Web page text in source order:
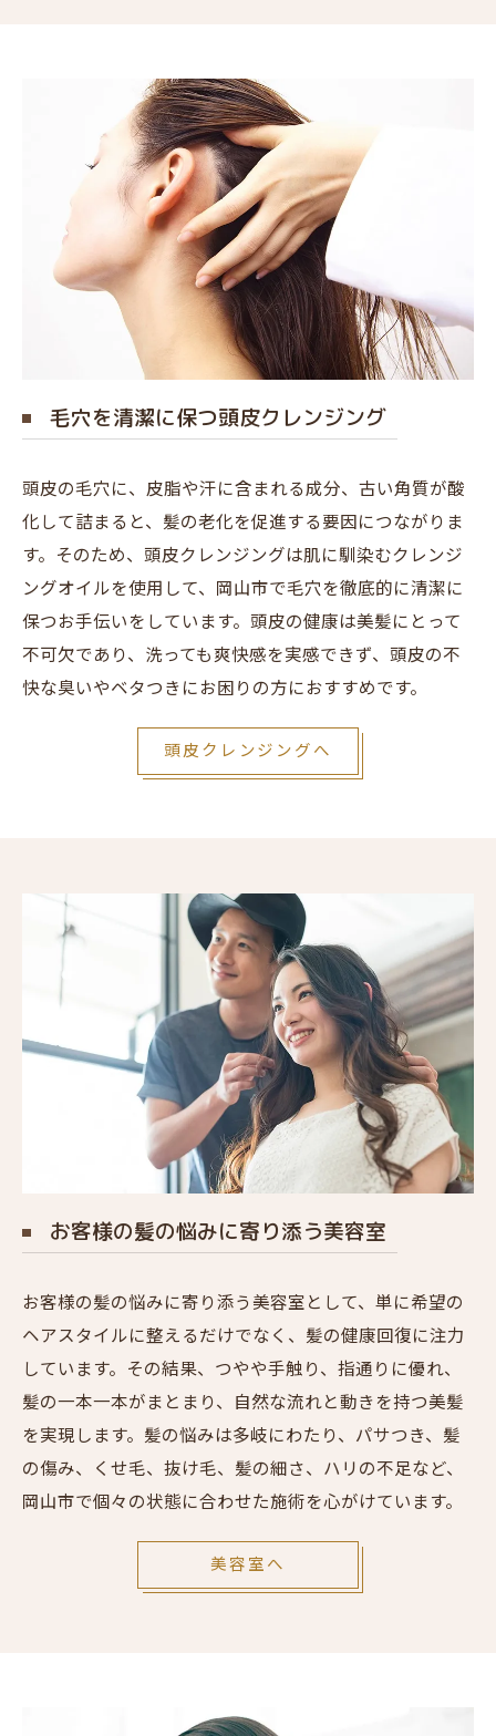
毛穴を清潔に保つ頭皮クレンジング
頭皮の毛穴に、皮脂や汗に含まれる成分、古い角質が酸
化して詰まると、髪の老化を促進する要因につながりま
す。そのため、頭皮クレンジングは肌に馴染むクレンジ
ングオイルを使用して、岡山市で毛穴を徹底的に清潔に
保つお手伝いをしています。頭皮の健康は美髪にとって
不可欠であり、洗っても爽快感を実感できず、頭皮の不
快な臭いやベタつきにお困りの方におすすめです。
頭皮クレンジングへ
お客様の髪の悩みに寄り添う美容室
お客様の髪の悩みに寄り添う美容室として、単に希望の
ヘアスタイルに整えるだけでなく、髪の健康回復に注力
しています。その結果、つやや手触り、指通りに優れ、
髪の一本一本がまとまり、自然な流れと動きを持つ美髪
を実現します。髪の悩みは多岐にわたり、パサつき、髪
の傷み、くせ毛、抜け毛、髪の細さ、ハリの不足など、
岡山市で個々の状態に合わせた施術を心がけています。
美容室へ